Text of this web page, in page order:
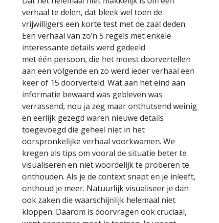
verhaal te delen, dat bleek wel toen de
vrijwilligers een korte test met de zaal deden.
Een verhaal van zo’n 5 regels met enkele
interessante details werd gedeeld
met één persoon, die het moest doorvertellen
aan een volgende en zo werd ieder verhaal een
keer of 15 doorverteld. Wat aan het eind aan
informatie bewaard was gebleven was
verrassend, nou ja zeg maar onthutsend weinig
en eerlijk gezegd waren nieuwe details
toegevoegd die geheel niet in het
oorspronkelijke verhaal voorkwamen. We
kregen als tips om vooral de situatie beter te
visualiseren en niet woordelijk te proberen te
onthouden. Als je de context snapt en je inleeft,
onthoud je meer. Natuurlijk visualiseer je dan
ook zaken die waarschijnlijk helemaal niet
kloppen. Daarom is doorvragen ook cruciaal,